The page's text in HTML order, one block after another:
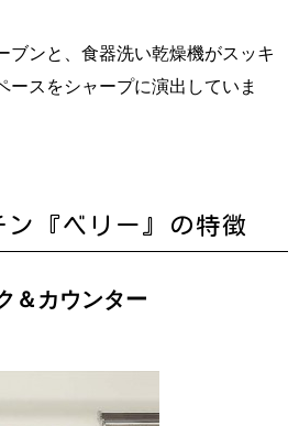
ブンと、食器洗い乾燥機がスッキ
ースをシャープに演出していま
ン『ベリー』の特徴
＆カウンター